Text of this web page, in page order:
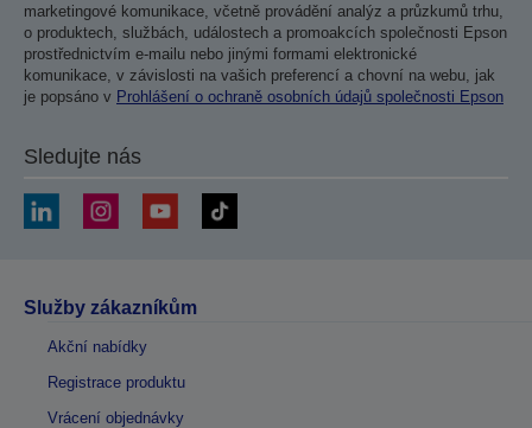
marketingové komunikace, včetně provádění analýz a průzkumů trhu,
o produktech, službách, událostech a promoakcích společnosti Epson
prostřednictvím e-mailu nebo jinými formami elektronické
komunikace, v závislosti na vašich preferencí a chovní na webu, jak
je popsáno v Prohlášení o ochraně osobních údajů společnosti Epson
Sledujte nás
Služby zákazníkům
Akční nabídky
Registrace produktu
Vrácení objednávky